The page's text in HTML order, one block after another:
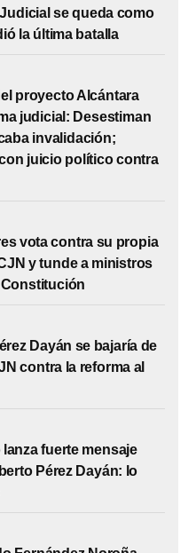
se queda como
la última batalla
proyecto Alcántara
judicial: Desestiman
invalidación;
juicio político contra
vota contra su propia
y tunde a ministros
Dayán se bajaría de
contra la reforma al
fuerte mensaje
Pérez Dayán: lo